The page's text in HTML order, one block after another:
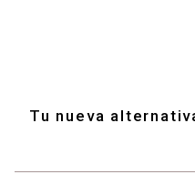
Tu nueva